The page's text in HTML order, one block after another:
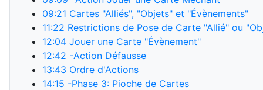
09:21 Cartes "Alliés", "Objets" et "Évènements"
11:22 Restrictions de Pose de Carte "Allié" ou
12:04 Jouer une Carte "Évènement"
12:42 -Action Défausse
13:43 Ordre d'Actions
14:15 -Phase 3: Pioche de Cartes